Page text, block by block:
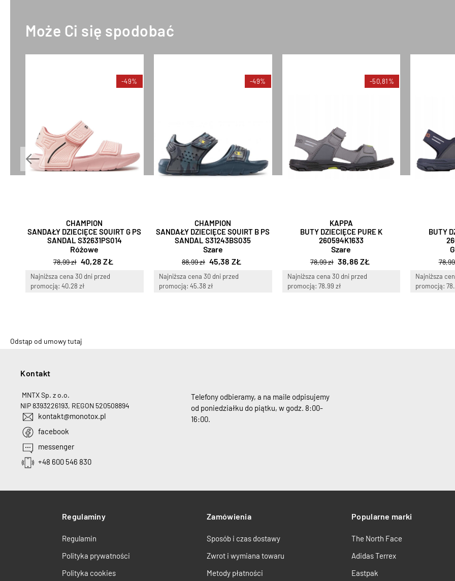
Może Ci się spodobać
-49%
CHAMPION
SANDAŁY DZIECIĘCE SQUIRT G PS
SANDAL S32631PS014
Różowe
78,99 zł 40,28 ZŁ
Najniższa cena 30 dni przed
promocją: 40.28 zł
-49%
CHAMPION
SANDAŁY DZIECIĘCE SQUIRT B PS
SANDAL S31243BS035
Szare
88,99 zł 45,38 ZŁ
Najniższa cena 30 dni przed
promocją: 45.38 zł
-50,81%
KAPPA
BUTY DZIECIĘCE PURE K
260594K1633
Szare
78,99 zł 38,86 ZŁ
Najniższa cena 30 dni przed
promocją: 78.99 zł
BUTY
Najniższa
promocją:
Odstąp od umowy tutaj
Kontakt
MNTX Sp. z o.o.
NIP 8393226193, REGON 520508894
kontakt@monotox.pl
facebook
messenger
+48 600 546 830
Telefony odbieramy, a na maile odpisujemy
od poniedziałku do piątku, w godz. 8:00-
16:00.
Regulaminy
Regulamin
Polityka prywatności
Polityka cookies
Zamówienia
Sposób i czas dostawy
Zwrot i wymiana towaru
Metody płatności
Popularne marki
The North Face
Adidas Terrex
Eastpak